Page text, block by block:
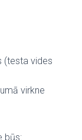
(testa vides
virkne
būs: